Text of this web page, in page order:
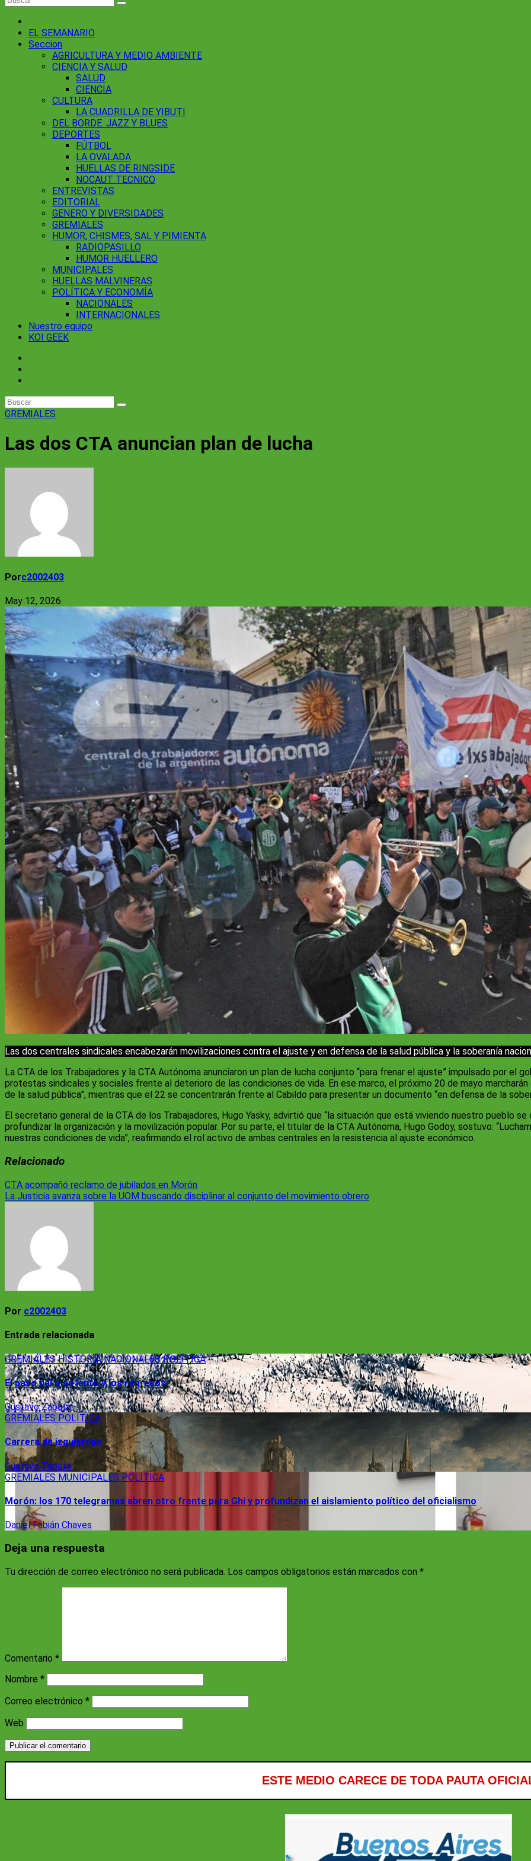
EL SEMANARIO
Seccion
AGRICULTURA Y MEDIO AMBIENTE
CIENCIA Y SALUD
SALUD
CIENCIA
CULTURA
LA CUADRILLA DE YIBUTI
DEL BORDE. JAZZ Y BLUES
DEPORTES
FÚTBOL
LA OVALADA
HUELLAS DE RINGSIDE
NOCAUT TECNICO
ENTREVISTAS
EDITORIAL
GENERO Y DIVERSIDADES
GREMIALES
HUMOR, CHISMES, SAL Y PIMIENTA
RADIOPASILLO
HUMOR HUELLERO
MUNICIPALES
HUELLAS MALVINERAS
POLÍTICA Y ECONOMÍA
NACIONALES
INTERNACIONALES
Nuestro equipo
KOI GEEK
GREMIALES
Las dos CTA anuncian plan de lucha
Porc2002403
May 12, 2026
Las dos centrales sindicales encabezarán movilizaciones contra el ajuste y en defensa de la salud pública y la soberanía
La CTA de los Trabajadores y la CTA Autónoma anunciaron un plan de lucha conjunto “para frenar el ajuste” impulsado por el
protestas sindicales y sociales frente al deterioro de las condiciones de vida. En ese marco, el próximo 20 de mayo
de la salud pública”, mientras que el 22 se concentrarán frente al Cabildo para presentar un documento “en defensa de la
El secretario general de la CTA de los Trabajadores, Hugo Yasky, advirtió que “la situación que está viviendo nuestro pueblo
profundizar la organización y la movilización popular. Por su parte, el titular de la CTA Autónoma, Hugo Godoy, sostuvo:
nuestras condiciones de vida”, reafirmando el rol activo de ambas centrales en la resistencia al ajuste económico.
Relacionado
Navegación
de
CTA acompañó reclamo de jubilados en Morón
La Justicia avanza sobre la UOM buscando disciplinar al conjunto del movimiento obrero
Por c2002403
Entrada relacionada
GREMIALESHISTORIANACIONALESPOLÍTICA
El paso del más lento y los regresos
Gustavo Zapata
GREMIALES POLÍTICA
Carrera de izquierdas
Gustavo Zapata
GREMIALES MUNICIPALES POLÍTICA
Morón: los 170 telegramas abren otro frente para Ghi y profundizan el aislamiento político del oficialismo
Daniel Fabián Chaves
Deja una respuesta
Tu dirección de correo electrónico no será publicada. Los campos obligatorios están marcados con *
Comentario *
Nombre *
Correo electrónico *
Web
ESTE MEDIO CARECE DE TODA PAUTA